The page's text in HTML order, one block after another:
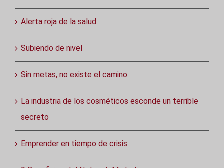
Alerta roja de la salud
Subiendo de nivel
Sin metas, no existe el camino
La industria de los cosméticos esconde un terrible
secreto
Emprender en tiempo de crisis